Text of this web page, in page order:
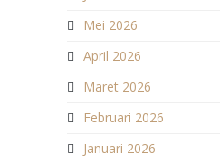
Mei 2026
April 2026
Maret 2026
Februari 2026
Januari 2026